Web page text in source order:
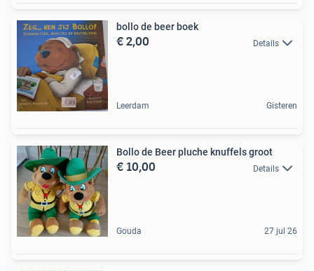
bollo de beer boek
€ 2,00 Details
Leerdam Gisteren
Bollo de Beer pluche knuffels groot
€ 10,00 Details
Gouda 27 jul 26